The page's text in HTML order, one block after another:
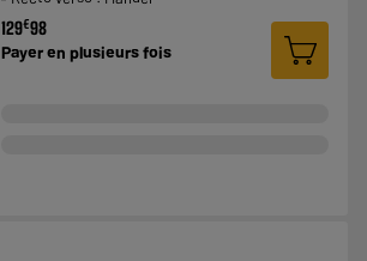
129€98
Payer enplusieurs fois